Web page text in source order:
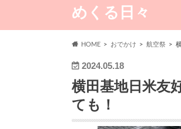
めくる日々
HOME おでかけ 航空祭
2024.05.18
横田基地日米友
ても！